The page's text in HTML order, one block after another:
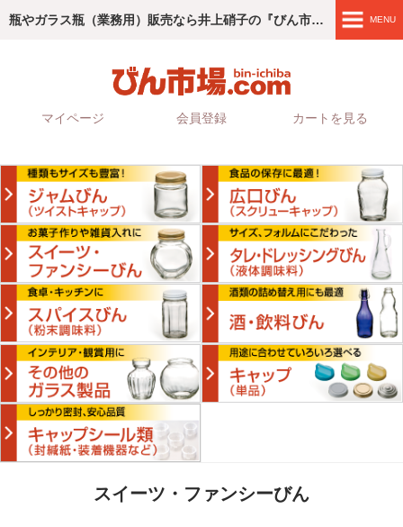
瓶やガラス瓶（業務用）販売なら井上硝子の『びん市場.com』
マイページ 会員登録 カートを見る
MENU
会社情報
お問い合わせ
スイーツ・ファンシーびん